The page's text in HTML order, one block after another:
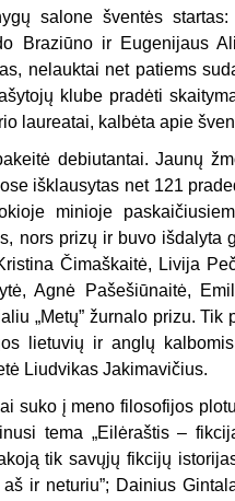
salone šventės
Braziūno ir Eugenijaus
nelauktai net patiems
klube pradėti
laureatai, kalbėta apie
debiutantai. Jaunų
išklausytas net 121
minioje
nors prizų ir buvo
Čimaškaitė, Livija
Agnė Pašešiūnaitė,
„Metų” žurnalo prizu.
lietuvių ir anglų
Liudvikas Jakimavičius.
suko į meno filosofijos
tema „Eilėraštis –
tik savųjų fikcijų
ir neturiu”; Dainius